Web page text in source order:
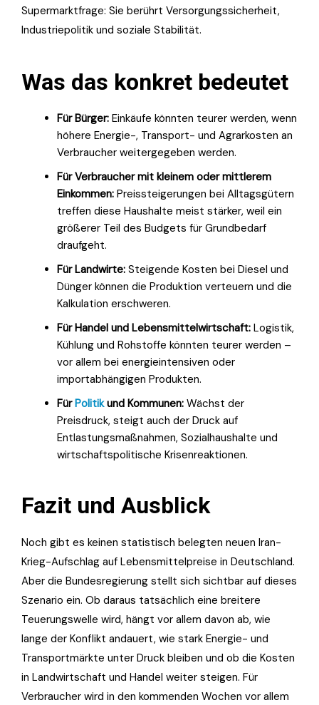
Supermarktfrage: Sie berührt Versorgungssicherheit,
Industriepolitik und soziale Stabilität.
Was das konkret bedeutet
Für Bürger: Einkäufe könnten teurer werden, wenn
höhere Energie-, Transport- und Agrarkosten an
Verbraucher weitergegeben werden.
Für Verbraucher mit kleinem oder mittlerem
Einkommen: Preissteigerungen bei Alltagsgütern
treffen diese Haushalte meist stärker, weil ein
größerer Teil des Budgets für Grundbedarf
draufgeht.
Für Landwirte: Steigende Kosten bei Diesel und
Dünger können die Produktion verteuern und die
Kalkulation erschweren.
Für Handel und Lebensmittelwirtschaft: Logistik,
Kühlung und Rohstoffe könnten teurer werden –
vor allem bei energieintensiven oder
importabhängigen Produkten.
FürPolitikund Kommunen: Wächst der
Preisdruck, steigt auch der Druck auf
Entlastungsmaßnahmen, Sozialhaushalte und
wirtschaftspolitische Krisenreaktionen.
Fazit und Ausblick
Noch gibt es keinen statistisch belegten neuen Iran-
Krieg-Aufschlag auf Lebensmittelpreise in Deutschland.
Aber die Bundesregierung stellt sich sichtbar auf dieses
Szenario ein. Ob daraus tatsächlich eine breitere
Teuerungswelle wird, hängt vor allem davon ab, wie
lange der Konflikt andauert, wie stark Energie- und
Transportmärkte unter Druck bleiben und ob die Kosten
in Landwirtschaft und Handel weiter steigen. Für
Verbraucher wird in den kommenden Wochen vor allem